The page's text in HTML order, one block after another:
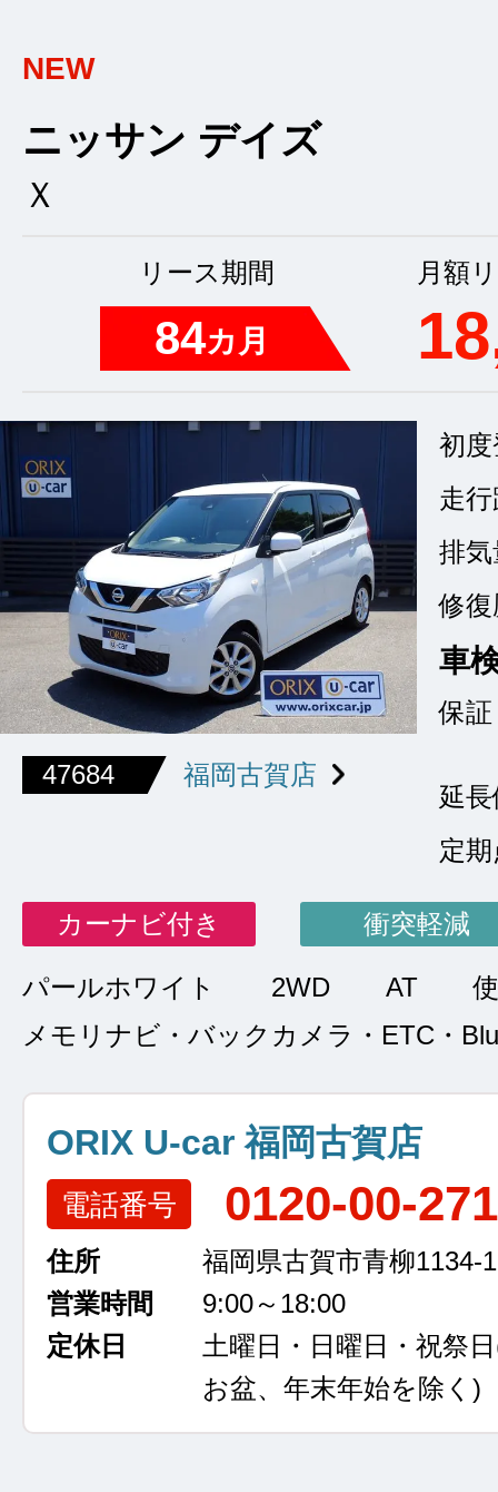
NEW
ニッサン デイズ
Ｘ
リース期間
84カ月
月額
47684 福岡古賀店
初
走
排気
修復
車
保証
延
定
カーナビ付き 衝突軽減
パールホワイト 2WD AT
メモリナビ・バックカメラ・ETC・
ORIX U-car 福岡古賀店
電話番号 0120-00-
住所
福岡県古賀市青柳1134-1
営業時間
9:00～18:00
定休日
土曜日・日曜日・祝祭日
お盆、年末年始を除く)